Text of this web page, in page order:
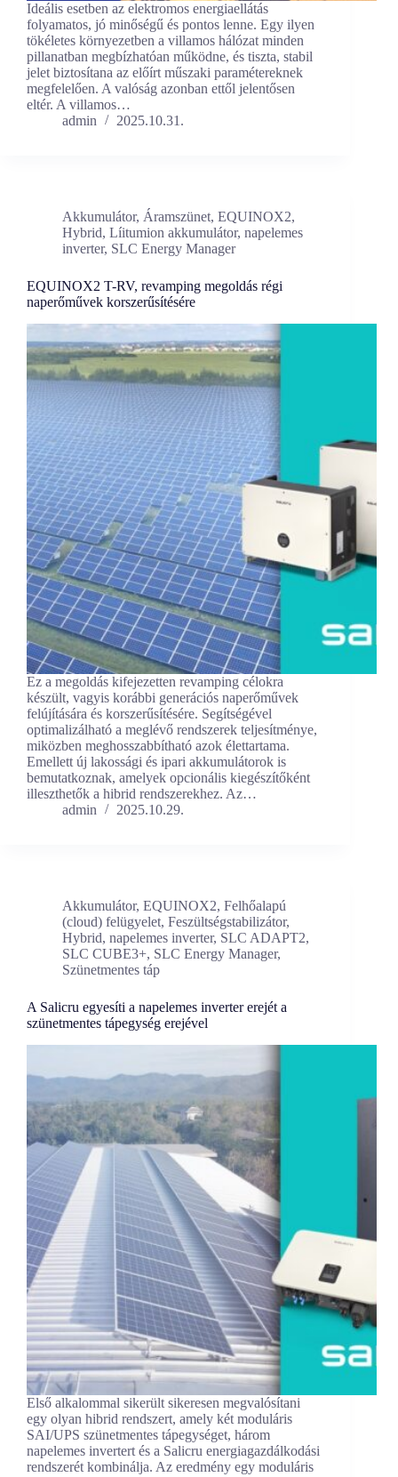
Ideális esetben az elektromos energiaellátás
folyamatos, jó minőségű és pontos lenne. Egy ilyen
tökéletes környezetben a villamos hálózat minden
pillanatban megbízhatóan működne, és tiszta, stabil
jelet biztosítana az előírt műszaki paramétereknek
megfelelően. A valóság azonban ettől jelentősen
eltér. A villamos…
admin
2025.10.31.
Akkumulátor, Áramszünet, EQUINOX2,
Hybrid, Líitumion akkumulátor, napelemes
inverter, SLC Energy Manager
EQUINOX2 T-RV, revamping megoldás régi
naperőművek korszerűsítésére
Ez a megoldás kifejezetten revamping célokra
készült, vagyis korábbi generációs naperőművek
felújítására és korszerűsítésére. Segítségével
optimalizálható a meglévő rendszerek teljesítménye,
miközben meghosszabbítható azok élettartama.
Emellett új lakossági és ipari akkumulátorok is
bemutatkoznak, amelyek opcionális kiegészítőként
illeszthetők a hibrid rendszerekhez. Az…
admin
2025.10.29.
Akkumulátor, EQUINOX2, Felhőalapú
(cloud) felügyelet, Feszültségstabilizátor,
Hybrid, napelemes inverter, SLC ADAPT2,
SLC CUBE3+, SLC Energy Manager,
Szünetmentes táp
A Salicru egyesíti a napelemes inverter erejét a
szünetmentes tápegység erejével
Első alkalommal sikerült sikeresen megvalósítani
egy olyan hibrid rendszert, amely két moduláris
SAI/UPS szünetmentes tápegységet, három
napelemes invertert és a Salicru energiagazdálkodási
rendszerét kombinálja. Az eredmény egy moduláris